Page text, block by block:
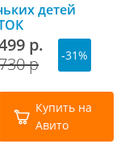
детей
р.
р
-31%
Купить на
Авито